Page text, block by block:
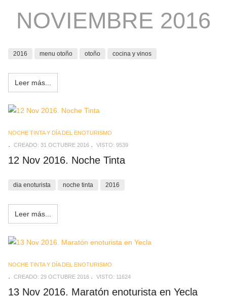
NOVIEMBRE 2016
2016 menu otoño otoño cocina y vinos
Leer más...
NOCHE TINTA Y DÍA DEL ENOTURISMO
CREADO: 31 OCTUBRE 2016
VISTO: 9539
12 Nov 2016. Noche Tinta
dia enoturista noche tinta 2016
Leer más...
NOCHE TINTA Y DÍA DEL ENOTURISMO
CREADO: 29 OCTUBRE 2016
VISTO: 11624
13 Nov 2016. Maratón enoturista en Yecla